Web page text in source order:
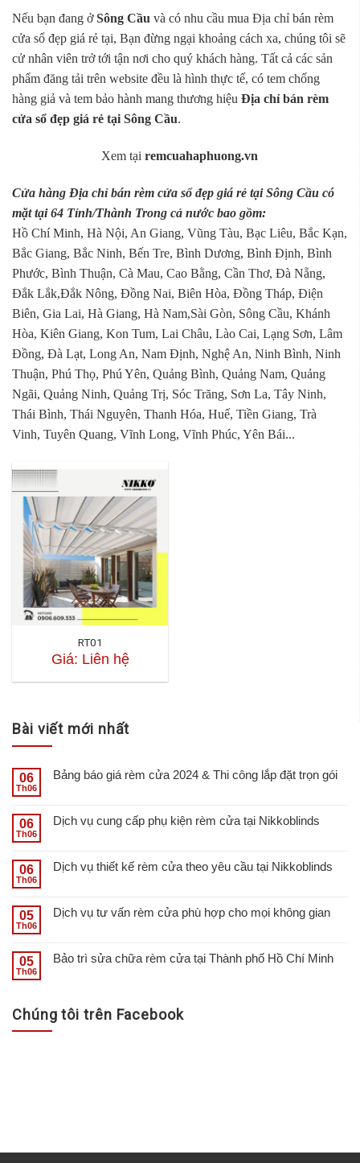
Nếu bạn đang ởSông Cầu và có nhu cầu mua Địa chỉ bán rèm
cửa sổ đẹp giá rẻ tại, Bạn đừng ngại khoảng cách xa, chúng tôi sẽ
cử nhân viên trở tới tận nơi cho quý khách hàng. Tất cả các sản
phẩm đăng tải trên website đều là hình thực tế, có tem chống
hàng giả và tem bảo hành mang thương hiệu Địa chỉ bán rèm
cửa sổ đẹp giá rẻ tại Sông Cầu.
Xem tại remcuahaphuong.vn
Cửa hàng Địa chỉ bán rèm cửa sổ đẹp giá rẻ tại Sông Cầu có
mặt tại 64 Tỉnh/Thành Trong cả nước bao gồm:
Hồ Chí Minh, Hà Nội, An Giang, Vũng Tàu, Bạc Liêu, Bắc Kạn,
Bắc Giang, Bắc Ninh, Bến Tre, Bình Dương, Bình Định, Bình
Phước, Bình Thuận, Cà Mau, Cao Bằng, Cần Thơ, Đà Nẵng,
Đắk Lắk,Đắk Nông, Đồng Nai, Biên Hòa, Đồng Tháp, Điện
Biên, Gia Lai, Hà Giang, Hà Nam,Sài Gòn, Sông Cầu, Khánh
Hòa, Kiên Giang, Kon Tum, Lai Châu, Lào Cai, Lạng Sơn, Lâm
Đồng, Đà Lạt, Long An, Nam Định, Nghệ An, Ninh Bình, Ninh
Thuận, Phú Thọ, Phú Yên, Quảng Bình, Quảng Nam, Quảng
Ngãi, Quảng Ninh, Quảng Trị, Sóc Trăng, Sơn La, Tây Ninh,
Thái Bình, Thái Nguyên, Thanh Hóa, Huế, Tiền Giang, Trà
Vinh, Tuyên Quang, Vĩnh Long, Vĩnh Phúc, Yên Bái...
RT01
Giá: Liên hệ
Bài viết mới nhất
06
Th06
Bảng báo giá rèm cửa 2024 & Thi công lắp đặt trọn gói
06
Th06
Dịch vụ cung cấp phụ kiện rèm cửa tại Nikkoblinds
06
Th06
Dịch vụ thiết kế rèm cửa theo yêu cầu tại Nikkoblinds
05
Th06
Dịch vụ tư vấn rèm cửa phù hợp cho mọi không gian
05
Th06
Bảo trì sửa chữa rèm cửa tại Thành phố Hồ Chí Minh
Chúng tôi trên Facebook